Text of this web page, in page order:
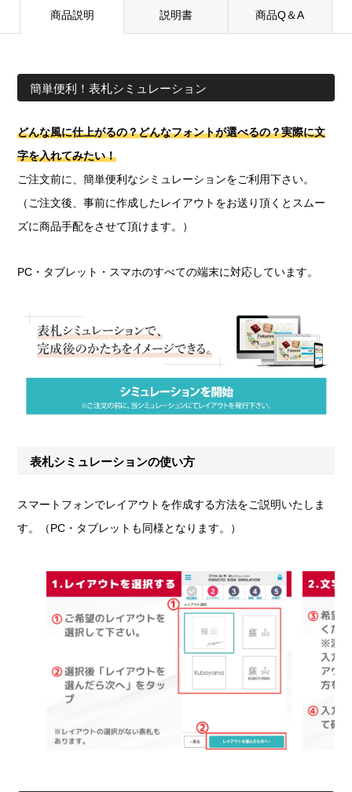
商品説明 説明書 商品Q＆A
簡単便利！表札シミュレーション
どんな風に仕上がるの？どんなフォントが選べるの？実際に文
字を入れてみたい！
ご注文前に、簡単便利なシミュレーションをご利用下さい。
（ご注文後、事前に作成したレイアウトをお送り頂くとスムー
ズに商品手配をさせて頂けます。）
PC・タブレット・スマホのすべての端末に対応しています。
表札シミュレーションの使い方
スマートフォンでレイアウトを作成する方法をご説明いたしま
す。（PC・タブレットも同様となります。）